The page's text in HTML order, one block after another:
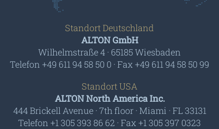
Standort Deutschland
ALTON GmbH
Wilhelmstraße 4 · 65185 Wiesbaden
Telefon +49 611 94 58 50 0 · Fax +49 611 94 58 50 99
Standort USA
ALTON North America Inc.
444 Brickell Avenue · 7th floor · Miami · FL 33131
Telefon +1 305 393 86 62 · Fax +1 305 397 0323